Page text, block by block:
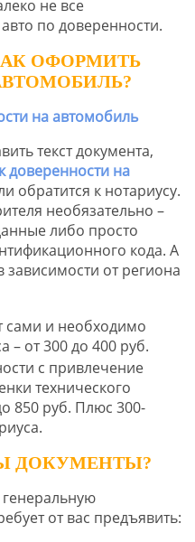
не все
по доверенности.
ОФОРМИТЬ
текст документа,
доверенности на
обратится к нотариусу.
необязательно –
либо просто
кода. А
зависимости от региона
сами и необходимо
– от 300 до 400 руб.
с привлечение
технического
850 руб. Плюс 300-
ДОКУМЕНТЫ?
генеральную
от вас предъявить: